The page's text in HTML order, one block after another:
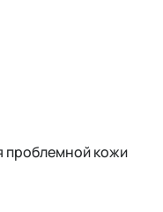
проблемной кожи